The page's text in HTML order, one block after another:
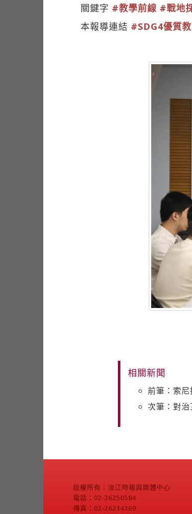
關鍵字 #教學前線 #戰地
本報導連結 #SDG4優質
相關新聞
前筆：索
次筆：對
版權所有：淡江時報與媒體中心
電話：02-26250584
傳真：02-26214169